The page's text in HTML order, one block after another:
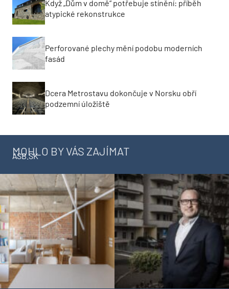
Když „Dům v domě“ potřebuje stínění: příběh
atypické rekonstrukce
Perforované plechy mění podobu moderních
fasád
Dcera Metrostavu dokončuje v Norsku obří
podzemní úložiště
MOHLO BY VÁS ZAJÍMAT
ASB.SK